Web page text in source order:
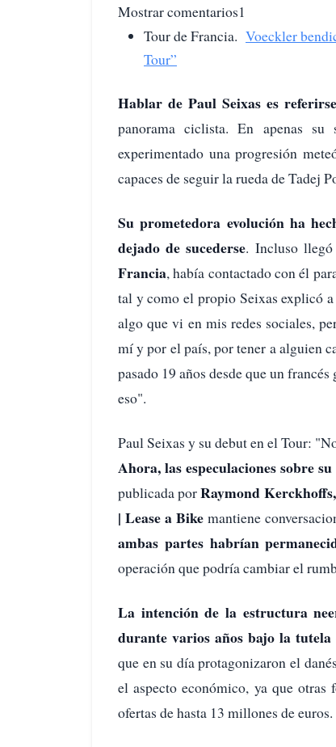
Mostrar comentarios1
Tour de Francia. Voeckler
Tour”
Hablar de Paul Seixas es referirse
panorama ciclista. En apenas su
experimentado una progresión
capaces de seguir la rueda de Tadej
Su prometedora evolución ha
dejado de sucederse. Incluso
Francia, había contactado con él
tal y como el propio Seixas explicó a
algo que vi en mis redes sociales,
mí y por el país, por tener a alguien
pasado 19 años desde que un
eso".
Paul Seixas y su debut en el Tour:
Ahora, las especulaciones sobre
publicada porRaymond
| Lease a Bike mantiene
ambas partes habrían
operación que podría cambiar el
La intención de la estructura
durante varios años bajo la tutela
que en su día protagonizaron el
el aspecto económico, ya que otras
ofertas de hasta 13 millones de euros.